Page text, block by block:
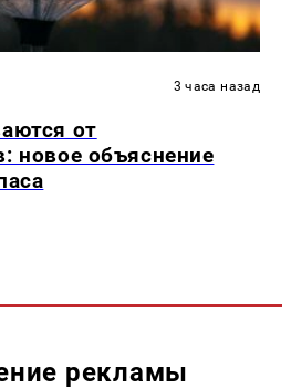
3 часа назад
от
новое объяснение
рекламы